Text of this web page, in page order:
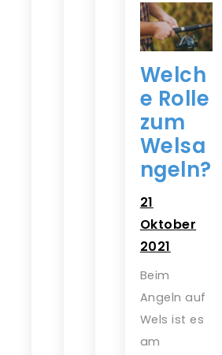
Welch
e Rolle
zum
Welsa
ngeln?
21
Oktober
2021
Beim
Angeln auf
Wels ist es
am